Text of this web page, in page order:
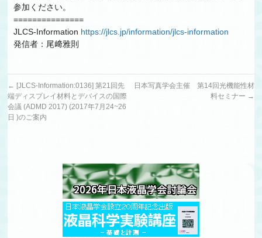
参加ください。
===============
JLCS-Information https://jlcs.jp/information/jlcs-information
発信者：尾﨑雅則
← [JLCS-Information:0136] 第21回先
端ディスプレイ材料とデバイスの国際
会議 (ADMD 2017) (2017年7月24~26
日 )のご案内
日本写真学会主催 第14回光機能性材
料セミナー →